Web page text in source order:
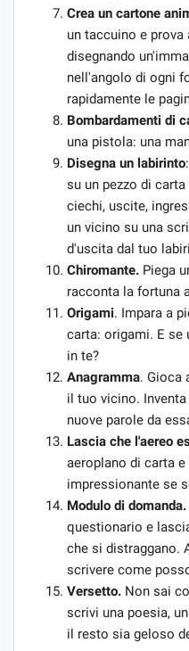
Crea un cartone
un taccuino e
disegnando
nell'angolo di ogni
rapidamente le
Bombardamenti di
una pistola: una
Disegna un labirinto
su un pezzo di
ciechi, uscite,
un vicino su una
d'uscita dal tuo
Chiromante. Piega
racconta la fortuna
Origami. Impara a
carta: origami. E se
in te?
Anagramma. Gioca
il tuo vicino.
nuove parole da
Lascia che l'aereo
aeroplano di carta
impressionante se
Modulo di domanda.
questionario e
che si distraggano.
scrivere come
Versetto. Non sai
scrivi una poesia,
il resto sia geloso